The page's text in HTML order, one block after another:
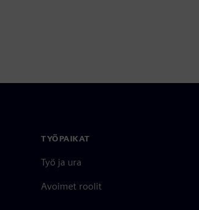
TYÖPAIKAT
Työ ja ura
Avoimet roolit